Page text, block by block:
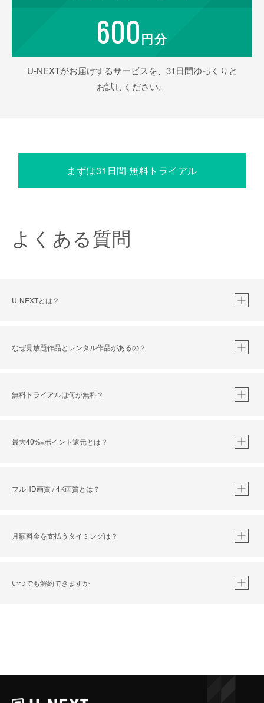
600円分
U-NEXTがお届けするサービスを、31日間ゆっくりと
お試しください。
まずは31日間 無料トライアル
よくある質問
U-NEXTとは？
なぜ見放題作品とレンタル作品があるの？
無料トライアルは何が無料？
最大40%※ポイント還元とは？
※40％ポイント還元の対象は、クレジットカード決済による作品の購入 / レンタルです。
iOSアプリのUコイン決済による作品の購入 / レンタルは、20％のポイント還元です。
フルHD画質 / 4K画質とは？
月額料金を支払うタイミングは？
いつでも解約できますか